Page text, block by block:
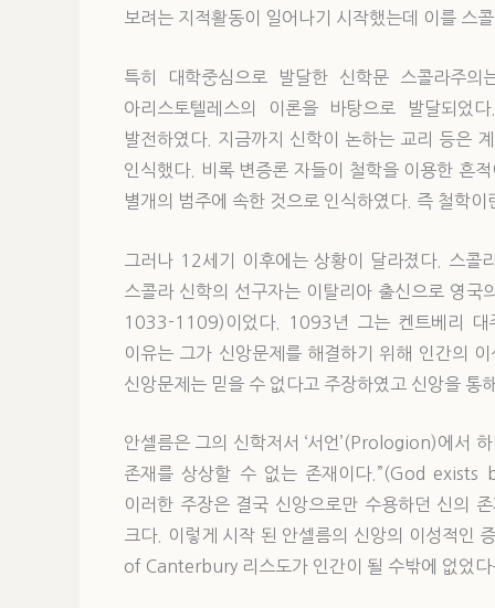
보려는 지적활동이 일어나기 시작했는데 이를 스
특히 대학중심으로 발달한 신학문 스콜라주
아리스토텔레스의 이론을 바탕으로 발달되었
발전하였다. 지금까지 신학이 논하는 교리 등은
인식했다. 비록 변증론 자들이 철학을 이용한 흔
별개의 범주에 속한 것으로 인식하였다. 즉 철학
그러나 12세기 이후에는 상황이 달라졌다. 스콜
스콜라 신학의 선구자는 이탈리아 출신으로 영
1033-1109)이었다. 1093년 그는 켄트베리 대
이유는 그가 신앙문제를 해결하기 위해 인간의
신앙문제는 믿을 수 없다고 주장하였고 신앙을 통
안셀름은 그의 신학저서 ‘서언’(Prologion)에서
존재를 상상할 수 없는 존재이다.”(God
이러한 주장은 결국 신앙으로만 수용하던 신의
크다. 이렇게 시작 된 안셀름의 신앙의 이성적인
of Canterbury 리스도가 인간이 될 수밖에 없었